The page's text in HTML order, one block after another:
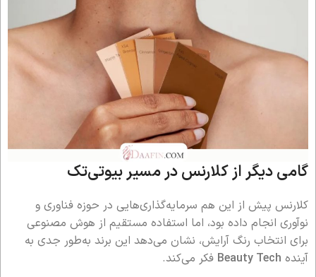
گامی دیگر از کلارنس در مسیر بیوتی‌تک
کلارنس پیش از این هم سرمایه‌گذاری‌هایی در حوزه فناوری و
نوآوری انجام داده بود، اما استفاده مستقیم از هوش مصنوعی
برای انتخاب رنگ آرایش، نشان می‌دهد این برند به‌طور جدی به
آینده Beauty Tech فکر می‌کند.